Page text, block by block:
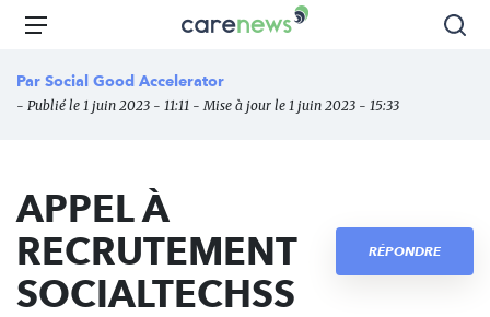
Aller
principal
Carenews,
des
Menu
Par Social Good Accelerator
- Publié le 1 juin 2023 - 11:11 - Mise à jour le 1 juin 2023 - 15:33
APPEL À
RECRUTEMENT
SOCIALTECHSS
RÉPONDRE